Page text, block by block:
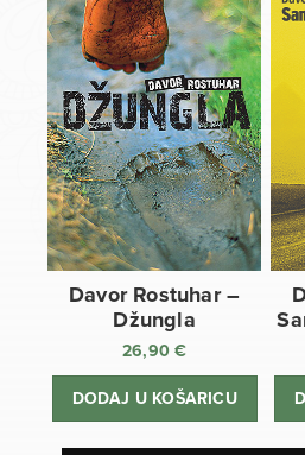
Davor Rostuhar –
Džungla
26,90€
DODAJ U KOŠARICU